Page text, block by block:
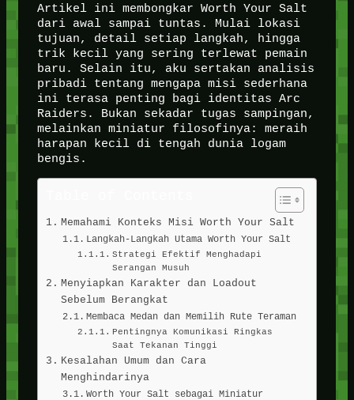
Artikel ini membongkar Worth Your Salt
dari awal sampai tuntas. Mulai lokasi
tujuan, detail setiap langkah, hingga
trik kecil yang sering terlewat pemain
baru. Selain itu, aku sertakan analisis
pribadi tentang mengapa misi sederhana
ini terasa penting bagi identitas Arc
Raiders. Bukan sekadar tugas sampingan,
melainkan miniatur filosofinya: meraih
harapan kecil di tengah dunia logam
bengis.
Memahami Konteks Misi Worth Your Salt
Langkah-Langkah Utama Worth Your Salt
Strategi Efektif Menghadapi
Serangan Musuh
Menyiapkan Karakter dan Loadout
Sebelum Berangkat
Membaca Medan dan Memilih Rute Teraman
Pentingnya Komunikasi Ringkas
Saat Tekanan Tinggi
Kesalahan Umum dan Cara
Menghindarinya
Worth Your Salt sebagai Miniatur